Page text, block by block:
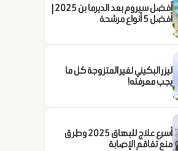
أفضل سيروم بعد الديرما بن 2025 |
أفضل 5 أنواع مرشحة
ليزر البكيني لغير المتزوجة كل ما
يجب معرفته!
أسرع علاج للبهاق 2025 وطرق
منع تفاقم الإصابة